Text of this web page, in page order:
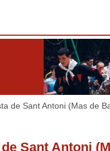
de Sant Antoni (Mas de
Sant Antoni